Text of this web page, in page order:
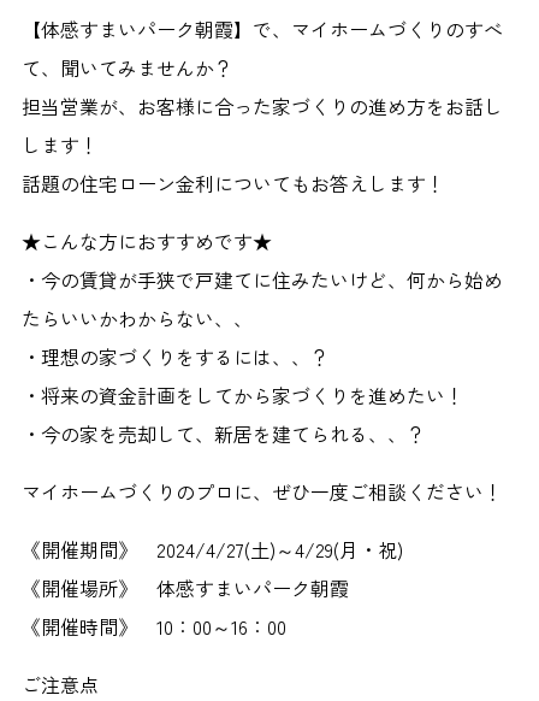
【体感すまいパーク朝霞】で、マイホームづくりのすべ
て、聞いてみませんか？
担当営業が、お客様に合った家づくりの進め方をお話し
します！
話題の住宅ローン金利についてもお答えします！
★こんな方におすすめです★
・今の賃貸が手狭で戸建てに住みたいけど、何から始め
たらいいかわからない、、
・理想の家づくりをするには、、？
・将来の資金計画をしてから家づくりを進めたい！
・今の家を売却して、新居を建てられる、、？
マイホームづくりのプロに、ぜひ一度ご相談ください！
《開催期間》 2024/4/27(土)～4/29(月・祝)
《開催場所》 体感すまいパーク朝霞
《開催時間》 10：00～16：00
ご注意点